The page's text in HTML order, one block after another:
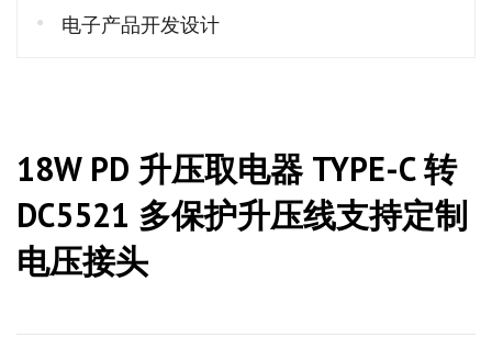
电子产品开发设计
18W PD 升压取电器 TYPE-C 转
DC5521 多保护升压线支持定制
电压接头